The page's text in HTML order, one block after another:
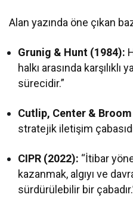
Alan yazında öne çıkan
Grunig & Hunt (1984):
halkı arasında
sürecidir.”
Cutlip, Center &
stratejik iletişim
CIPR (2022): “İtibar
kazanmak, algıyı ve
sürdürülebilir bir